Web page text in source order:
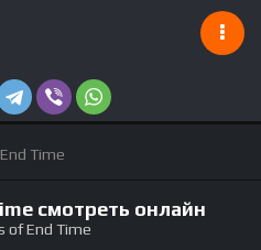
Time
смотреть онлайн
of End Time